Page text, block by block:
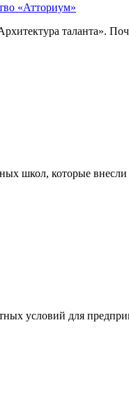
«Атториум»
таланта».
школ, которые
условий для